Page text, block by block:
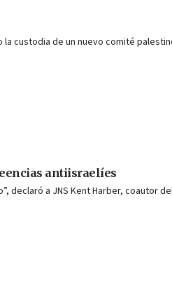
custodia de un nuevo comité
antiisraelíes
declaró a JNS Kent Harber, coautor